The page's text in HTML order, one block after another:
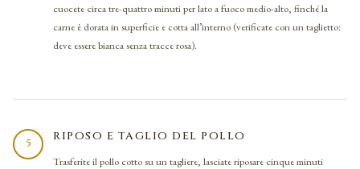
cuocete circa tre-quattro minuti per lato a fuoco medio-alto, finché la
carne è dorata in superficie e cotta all’interno (verificate con un taglietto:
deve essere bianca senza tracce rosa).
5
RIPOSO E TAGLIO DEL POLLO
Trasferite il pollo cotto su un tagliere, lasciate riposare cinque minuti